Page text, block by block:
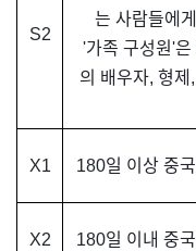
S2
는 사람들에
'가족 구성원'
의 배우자, 형제
X1 180일 이상 중
X2 180일 이내 중